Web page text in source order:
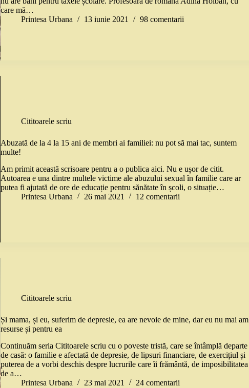
care mă…
Printesa Urbana
13 iunie 2021 98 comentarii
Cititoarele scriu
Abuzată de la 4 la 15 ani de membri ai familiei: nu pot să mai tac, suntem
multe!
Am primit această scrisoare pentru a o publica aici. Nu e ușor de citit.
Autoarea e una dintre multele victime ale abuzului sexual în familie care ar
putea fi ajutată de ore de educație pentru sănătate în școli, o situație…
Printesa Urbana
26 mai 2021 12 comentarii
Cititoarele scriu
Și mama, și eu, suferim de depresie, ea are nevoie de mine, dar eu nu mai am
resurse și pentru ea
Continuăm seria Cititoarele scriu cu o poveste tristă, care se întâmplă departe
de casă: o familie e afectată de depresie, de lipsuri financiare, de exercițiul și
puterea de a vorbi deschis despre lucrurile care îi frământă, de imposibilitatea
de a…
Printesa Urbana
23 mai 2021 24 comentarii